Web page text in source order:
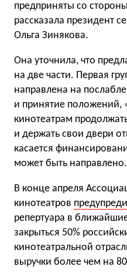
предприняты со
рассказала президент
Ольга Зинякова.
Она уточнила, что
на две части. Первая
направлена на
и принятие положений,
кинотеатрам
и держать свои двери
касается
может быть направлено.
В конце апреля
кинотеатров
репертуара в
закрыться 50%
кинотеатральной
выручки более чем на